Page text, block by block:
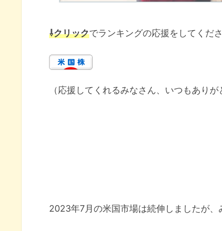
⇩クリックでランキングの応援をしてくだ
（応援してくれるみなさん、いつもあり
2023年7月の米国市場は続伸しましたが